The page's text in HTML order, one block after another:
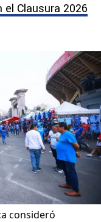
Clausura 2026
consideró